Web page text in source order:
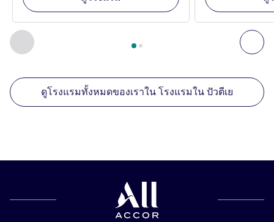
ก่อนหน้า - สถานประกอบการอื่นของเราที่อยู่ใกล้เคียง ถั
หน้า1 , สถานประกอบการอื่นของเราที่อยู่ใกล้เคียง 1 :,
ดูโรงแรมทั้งหมดของเราใน โรงแรมใน ปัวตีเย